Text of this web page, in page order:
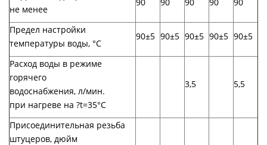
не менее
Предел настройки
температуры воды, °C
90±5 90±5 90±5 90±5 90±5
Расход воды в режиме
горячего
водоснабжения, л/мин.
при нагреве на ?t=35°C
3,5 5,5
Присоединительная резьба
штуцеров, дюйм